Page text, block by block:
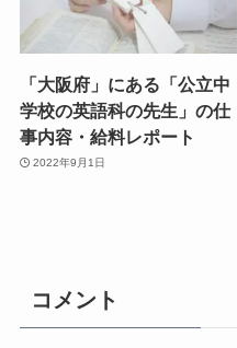
「大阪府」にある「公立中
学校の英語科の先生」の仕
事内容・給料レポート
2022年9月1日
コメント